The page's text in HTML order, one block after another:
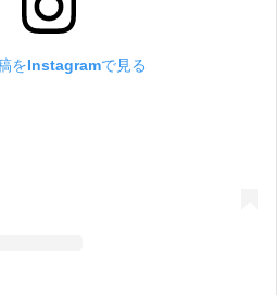
をInstagramで見る